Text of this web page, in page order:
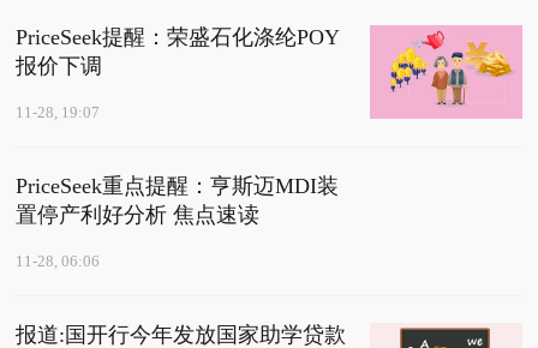
PriceSeek提醒：荣盛石化涤纶POY
报价下调
11-28, 19:07
PriceSeek重点提醒：亨斯迈MDI装
置停产利好分析 焦点速读
11-28, 06:06
报道:国开行今年发放国家助学贷款